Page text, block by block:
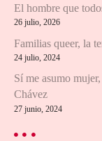
n
d
e
e
n
El hombre que
26 julio, 2026
Familias queer, la
24 julio, 2024
Sí me asumo
Chávez
27 junio, 2024